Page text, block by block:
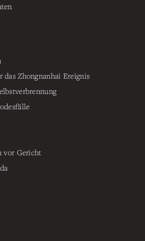
das Zhongnanhai Ereignis
vor Gericht